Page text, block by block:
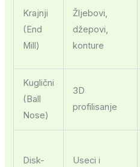
Krajnji
(End
Mill)
Žljebovi,
džepovi,
konture
Kuglični
(Ball
Nose)
3D
profilisanje
Disk-
Useci i